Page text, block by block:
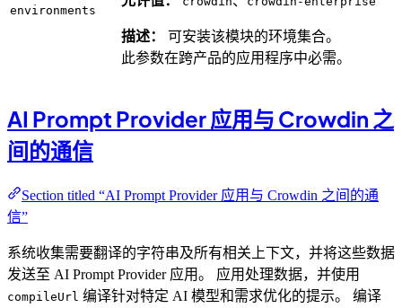
environments
描述：
可安装该模块的环境集合。
此参数在跨产品的应用程序中必需。
AI Prompt Provider 应用与 Crowdin 之
间的通信
Section titled “AI Prompt Provider 应用与 Crowdin 之间的通
信”
系统收集需要翻译的字符串及所有相关上下文，并将这些数据
发送至 AI Prompt Provider 应用。 应用处理数据，并使用
compileUrl 编译针对特定 AI 模型和需求优化的提示。 编译